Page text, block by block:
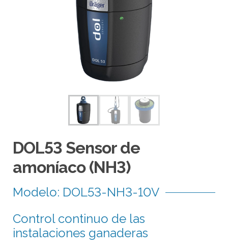
e
d
a
c
i
i
b
a
j
DOL53 Sensor de
amoníaco (NH3)
Modelo: DOL53-NH3-10V
Control continuo de las
instalaciones ganaderas